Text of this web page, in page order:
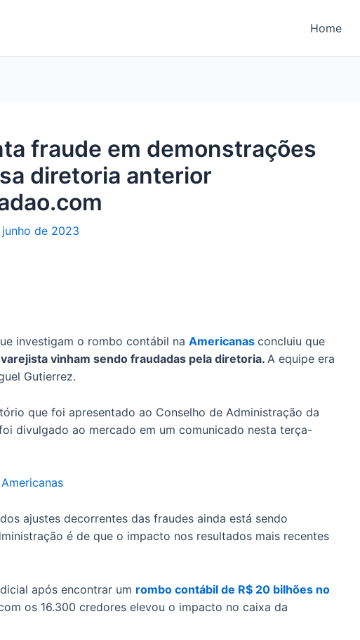
Home
fraude em demonstrações
diretoria anterior
junho de 2023
investigam o rombo contábil na Americanas concluiu que
vinham sendo fraudadas pela diretoria. A equipe era
Gutierrez.
que foi apresentado ao Conselho de Administração da
divulgado ao mercado em um comunicado nesta terça-
ajustes decorrentes das fraudes ainda está sendo
é de que o impacto nos resultados mais recentes
após encontrar um rombo contábil de R$ 20 bilhões no
os 16.300 credores elevou o impacto no caixa da